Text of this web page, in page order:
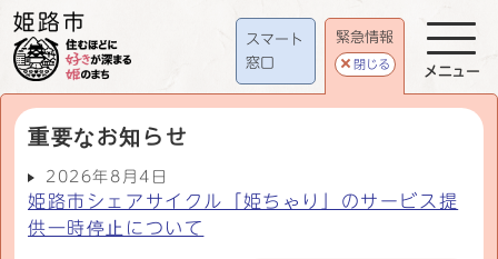
スマート
窓口
緊急情報
閉じる
重要なお知らせ
2026年8月4日
姫路市シェアサイクル「姫ちゃり」のサービス提
供一時停止について
メニュー